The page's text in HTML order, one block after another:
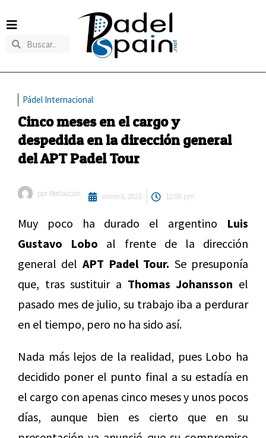
Pádel Internacional
Cinco meses en el cargo y
despedida en la dirección general
del APT Padel Tour
por Redaccion enero 8, 2023 12:00 pm
Muy poco ha durado el argentino Luis
Gustavo Lobo al frente de la dirección
general del APT Padel Tour. Se presuponía
que, tras sustituir a Thomas Johansson el
pasado mes de julio, su trabajo iba a perdurar
en el tiempo, pero no ha sido así.
Nada más lejos de la realidad, pues Lobo ha
decidido poner el punto final a su estadía en
el cargo con apenas cinco meses y unos pocos
días, aunque bien es cierto que en su